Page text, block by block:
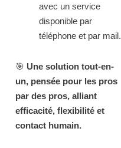
avec un service
disponible par
téléphone et par mail.
🎯 Une solution tout-en-
un, pensée pour les pros
par des pros, alliant
efficacité, flexibilité et
contact humain.